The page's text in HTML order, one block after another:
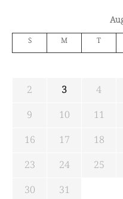
S M T
2
3 4
9
10 11
16
17 18
23
24 25
30
31